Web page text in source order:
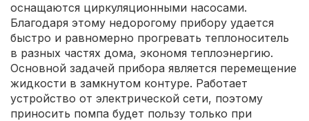
оснащаются циркуляционными насосами.
Благодаря этому недорогому прибору удается
быстро и равномерно прогревать теплоноситель
в разных частях дома, экономя теплоэнергию.
Основной задачей прибора является перемещение
жидкости в замкнутом контуре. Работает
устройство от электрической сети, поэтому
приносить помпа будет пользу только при